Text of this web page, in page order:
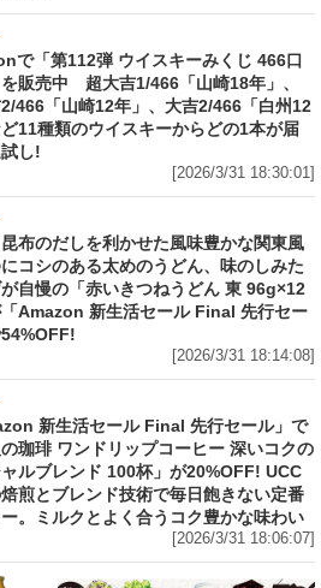
で「第112弾 ウイスキーみくじ 466口
販売中 超大吉1/466「山崎18年」、
466「山崎12年」、大吉2/466「白州12
11種類のウイスキーからどの1本が届
し!
[2026/3/31 18:30:01]
布のだしを利かせた風味豊かな関東風
コシのある太めのうどん、味のしみた
自慢の「赤いきつねうどん 東 96g×12
Amazon 新生活セール Final 先行セー
[2026/3/31 18:14:08]
新生活セール Final 先行セール」で
の珈琲 ワンドリップコーヒー 深いコクの
ルブレンド 100杯」が20%OFF! UCC
煎とブレンド技術で毎日飽きない定番
。ミルクとよく合うコク豊かな味わい
[2026/3/31 18:06:07]